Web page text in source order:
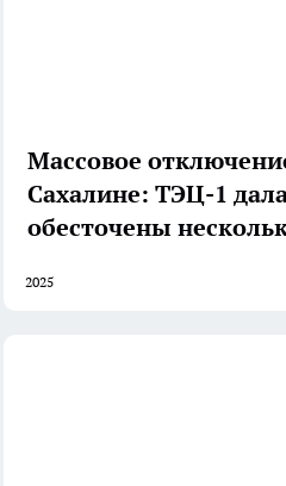
Массовое
Сахалине: ТЭЦ-1
обесточены
2025